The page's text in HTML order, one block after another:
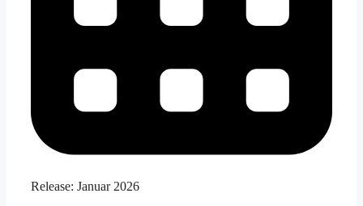
Release: Januar 2026